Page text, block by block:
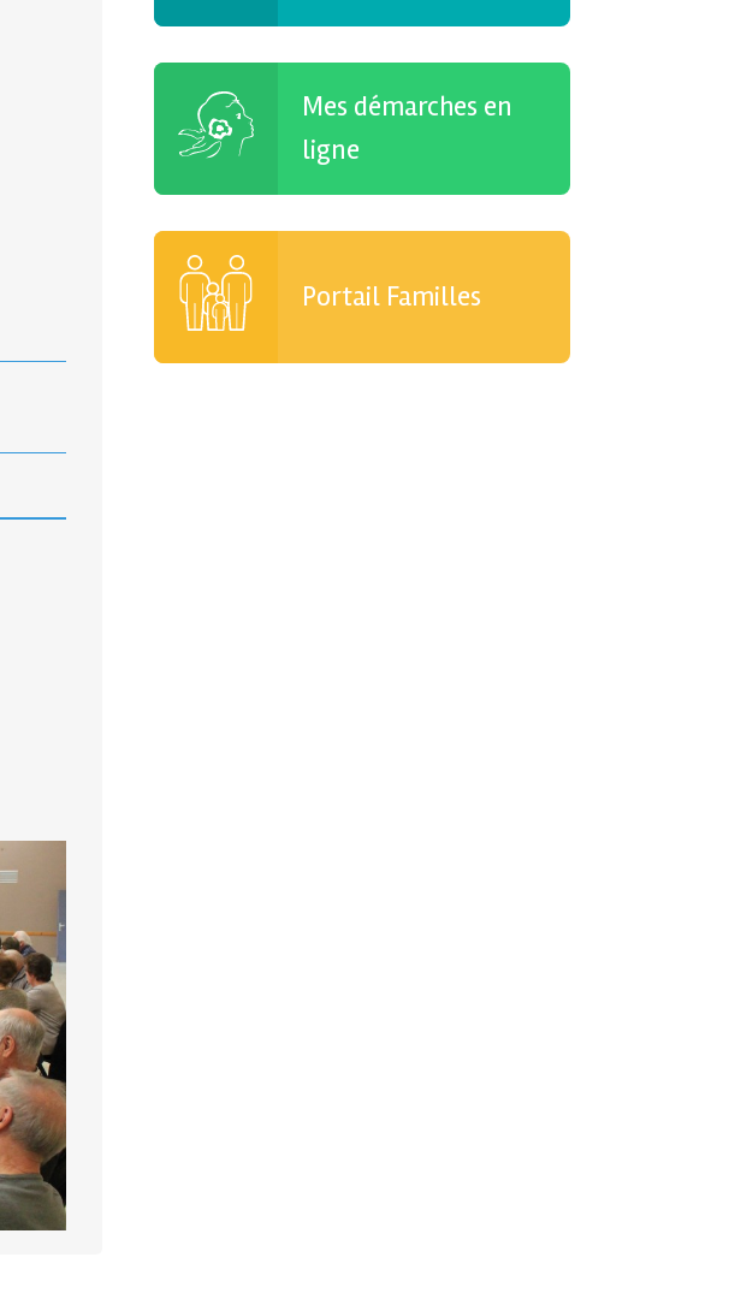
Mes démarches en
ligne
Portail Familles